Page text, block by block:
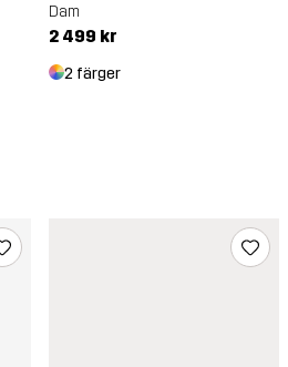
Dam
2 499 kr
2 färger